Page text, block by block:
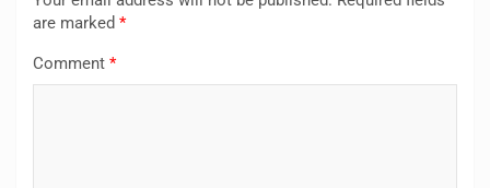
are marked *
Comment *